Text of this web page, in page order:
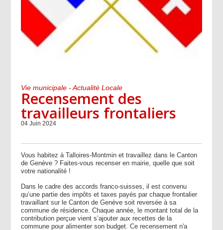
Vie municipale - Actualité Locale
Recensement des
travailleurs frontaliers
04 Juin 2024
Vous habitez à Talloires-Montmin et travaillez dans le Canton
de Genève ? Faites-vous recenser en mairie, quelle que soit
votre nationalité !
Dans le cadre des accords franco-suisses, il est convenu
qu’une partie des impôts et taxes payés par chaque frontalier
travaillant sur le Canton de Genève soit reversée à sa
commune de résidence. Chaque année, le montant total de la
contribution perçue vient s’ajouter aux recettes de la
commune pour alimenter son budget. Ce recensement n'a